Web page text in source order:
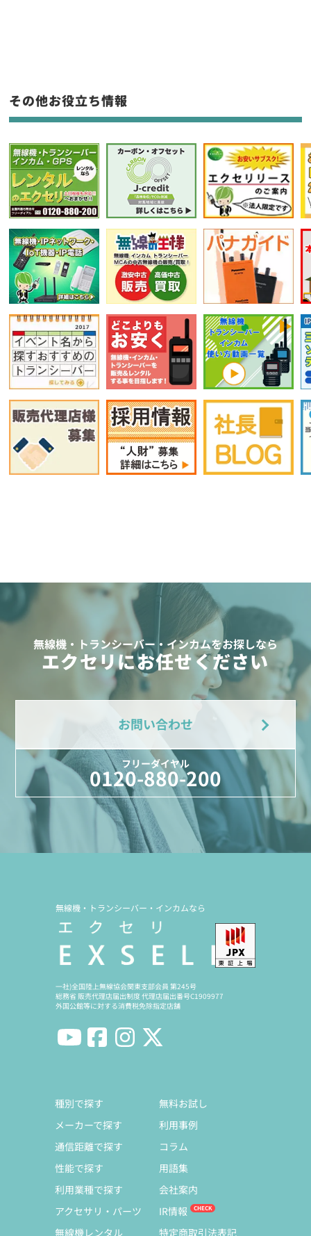
フリーワード入力(製品名等)
選択条件をリセット
その他お役立ち情報
無線機・トランシーバー・インカムをお探しなら
エクセリにお任せください
お問い合わせ
フリーダイヤル
0120-880-200
無線機・トランシーバー・インカムなら
一社)全国陸上無線協会関東支部会員 第245号
総務省 販売代理店届出制度 代理店届出番号C1909977
外国公館等に対する消費税免除指定店舗
種別で探す
メーカーで探す
通信距離で探す
性能で探す
利用業種で探す
アクセサリ・パーツ
無線機レンタル
無料お試し
利用事例
コラム
用語集
会社案内
IR情報
特定商取引法表記